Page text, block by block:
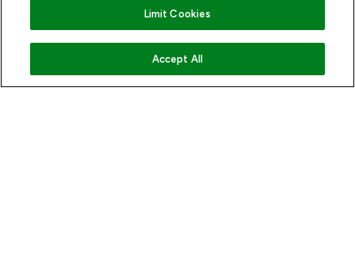
ZUM WARENKORB HINZUFÜGEN
HILFE & INFORMATION
IMPRESSUM
Limit Cookies
Accept All